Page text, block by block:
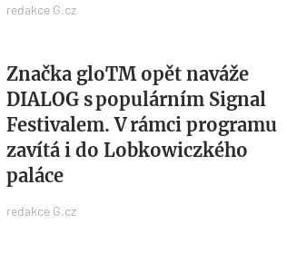
redakce G.cz
Značka gloTM opět naváže
DIALOG s populárním ​Signal
Festivalem. V rámci programu
zavítá i do Lobkowiczkého
paláce
redakce G.cz